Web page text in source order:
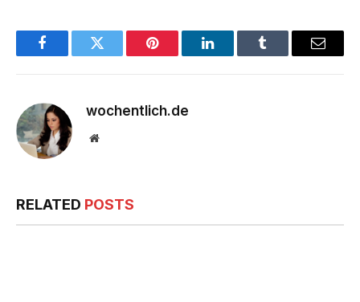
FacebookTwitter Pinterest LinkedInTumblr Email
wochentlich.de
Website
RELATED POSTS